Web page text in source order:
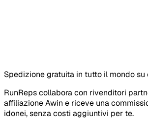
Spedizione gratuita in tutto il mondo su
RunReps collabora con rivenditori
affiliazione Awin e riceve una
idonei, senza costi aggiuntivi per te.